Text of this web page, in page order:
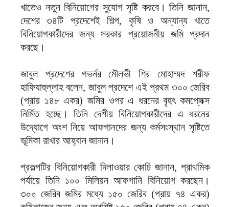
খাতেও নতুন বিনিয়োগের সুযোগ সৃষ্টি করবে। তিনি জানান,
দেশের ৩৪টি প্রদেশেই শিল্প, কৃষি ও অন্যান্য খাতে
বিনিয়োগকারীদের জন্য সরকার প্রয়োজনীয় জমি প্রদান
করছে।
জাবুল প্রদেশের গভর্নর মৌলভী শির মোহাম্মদ শরীফ
হাফিযাহুল্লাহ বলেন, জাবুল প্রদেশে এই প্রথম ৩০০ জেরিব
(প্রায় ১৪৮ একর) জমির ওপর এ ধরনের বৃহৎ কমপ্লেক্স
নির্মিত হচ্ছে। তিনি দেশীয় বিনিয়োগকারীদের এ ধরনের
উদ্যোগে অংশ নিয়ে আফগানদের জন্য কর্মসংস্থান সৃষ্টিতে
ভূমিকা রাখার আহ্বান জানান।
প্রকল্পটির বিনিয়োগকারী দিলাওয়ার কোচি জানান, প্রাথমিক
পর্যায়ে তিনি ১০০ মিলিয়ন আফগানি বিনিয়োগ করছেন।
৩০০ জেরিব জমির মধ্যে ১৫০ জেরিব (প্রায় ৭৪ একর)